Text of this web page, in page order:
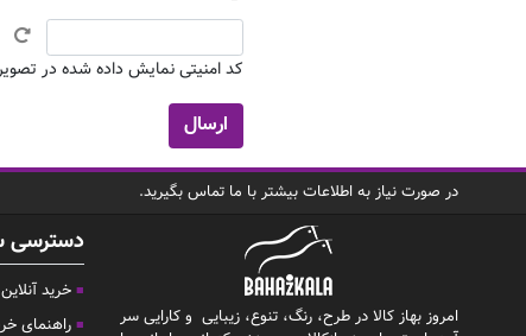
کد امنیتی نمایش داده شده در تصویر
در صورت نیاز به اطلاعات بیشتر با ما تماس بگیرید.
امروز بهاز کالا در طرح، رنگ، تنوع، زیبایی و کارایی سر
دسترسی
خرید
راهنمای